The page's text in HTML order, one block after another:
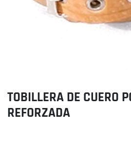
TOBILLERA DE CUERO
REFORZADA